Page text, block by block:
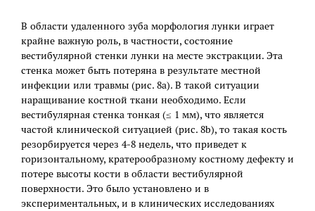
В области удаленного зуба морфология лунки играет
крайне важную роль, в частности, состояние
вестибулярной стенки лунки на месте экстракции. Эта
стенка может быть потеряна в результате местной
инфекции или травмы (рис. 8а). В такой ситуации
наращивание костной ткани необходимо. Если
вестибулярная стенка тонкая (≤ 1 мм), что является
частой клинической ситуацией (рис. 8b), то такая кость
резорбируется через 4‒8 недель, что приведет к
горизонтальному, кратерообразному костному дефекту и
потере высоты кости в области вестибулярной
поверхности. Это было установлено и в
экспериментальных, и в клинических исследованиях